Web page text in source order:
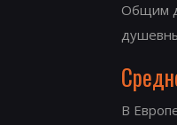
Общим
В